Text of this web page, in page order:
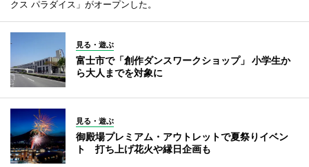
クス パラダイス」がオープンした。
見る・遊ぶ
富士市で「創作ダンスワークショップ」 小学生か
ら大人までを対象に
見る・遊ぶ
御殿場プレミアム・アウトレットで夏祭りイベン
ト 打ち上げ花火や縁日企画も